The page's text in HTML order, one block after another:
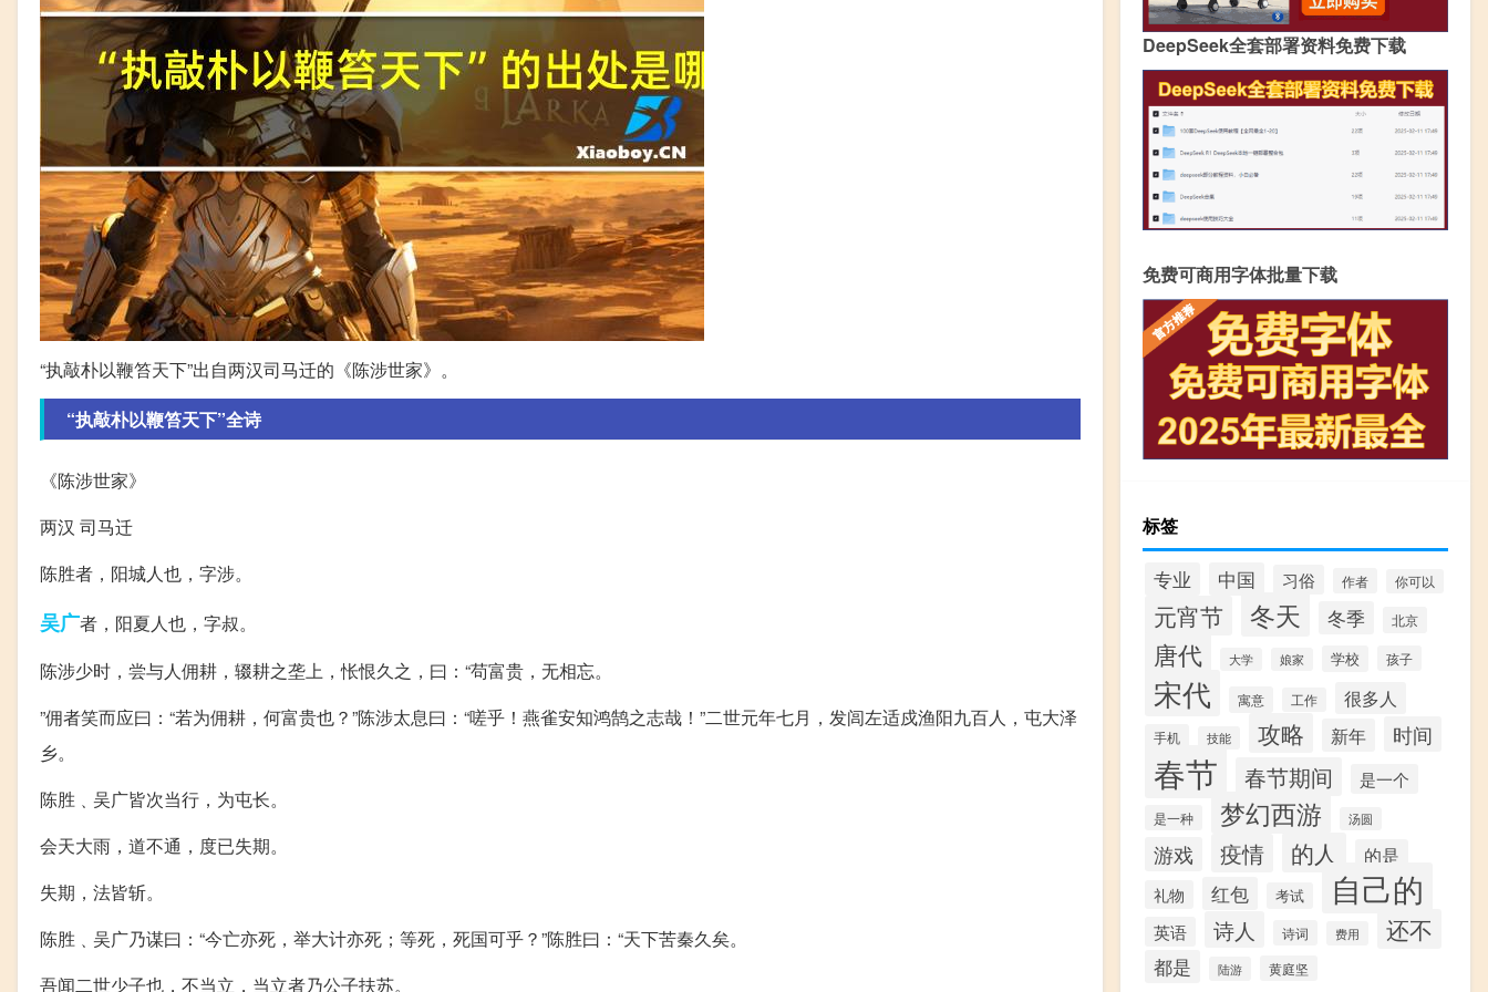
“执敲朴以鞭笞天下”出自两汉司马迁的《陈涉世家》。
“执敲朴以鞭笞天下”全诗
《陈涉世家》
两汉 司马迁
陈胜者，阳城人也，字涉。
吴广者，阳夏人也，字叔。
陈涉少时，尝与人佣耕，辍耕之垄上，怅恨久之，曰：“苟富贵，无相忘。
”佣者笑而应曰：“若为佣耕，何富贵也？”陈涉太息曰：“嗟乎！燕雀安知鸿鹄之志哉！”二世元年七月，发闾左适戍渔阳九百人，屯大泽
乡。
陈胜﹑吴广皆次当行，为屯长。
会天大雨，道不通，度已失期。
失期，法皆斩。
陈胜﹑吴广乃谋曰：“今亡亦死，举大计亦死；等死，死国可乎？”陈胜曰：“天下苦秦久矣。
吾闻二世少子也，不当立，当立者乃公子扶苏。
DeepSeek全套部署资料免费下载
免费可商用字体批量下载
标签
专业 中国 习俗 作者 你可以
元宵节 冬天 冬季 北京
唐代 大学 娘家 学校 孩子
宋代 寓意 工作 很多人
手机 技能 攻略 新年 时间
春节 春节期间 是一个
是一种 梦幻西游 汤圆
游戏 疫情 的人 的是
礼物 红包 考试 自己的
英语 诗人 诗词 费用 还不
都是 陆游 黄庭坚